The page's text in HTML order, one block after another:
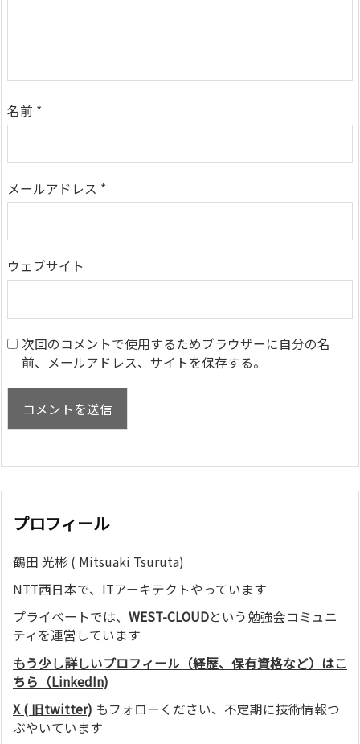
名前 *
メールアドレス *
ウェブサイト
次回のコメントで使用するためブラウザーに自分の名
前、メールアドレス、サイトを保存する。
プロフィール
鶴田 光彬 ( Mitsuaki Tsuruta)
NTT西日本で、ITアーキテクトやっています
プライベートでは、 WEST-CLOUDという勉強会コミュニ
ティを運営しています
もう少し詳しいプロフィール（経歴、保有資格など）はこ
ちら（LinkedIn)
X ( 旧twitter) もフォローください、不定期に技術情報つ
ぶやいています